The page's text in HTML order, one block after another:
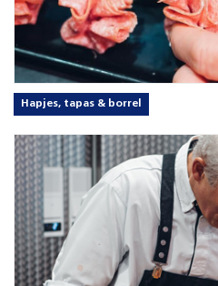
Hapjes, tapas & borrel